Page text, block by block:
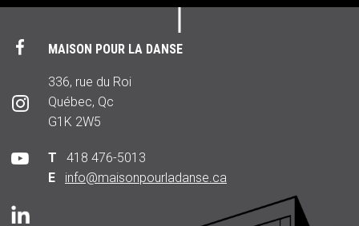
MAISON POUR LA DANSE
336, rue du Roi
Québec, Qc
G1K 2W5
T 418 476-5013
E
info@maisonpourladanse.ca